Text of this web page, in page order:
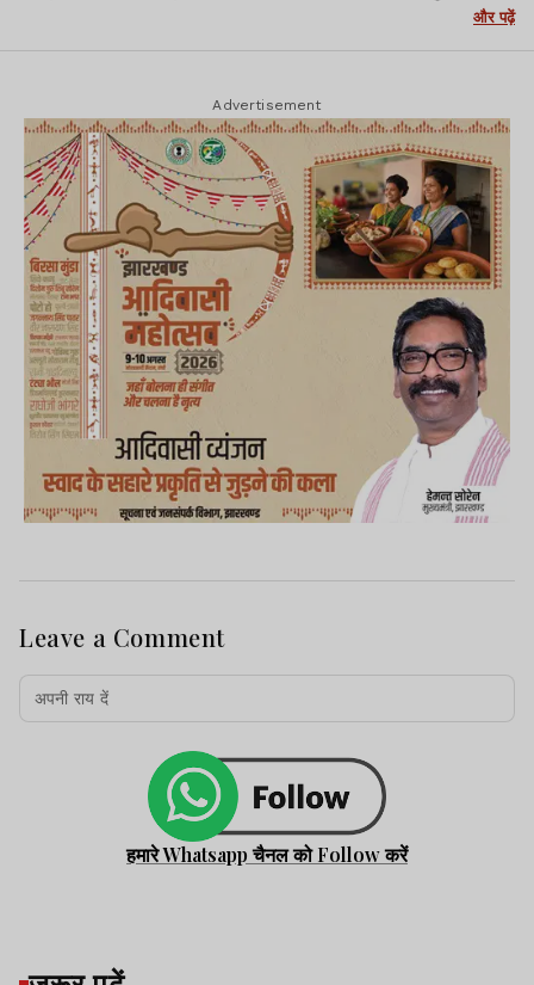
मीडिया प्लेटफॉर्म्स जैसे APN News, News11 और NewsWing
से जुड़कर काम किया. पलामू से Lagatar Media के Lagatar
वर्तमान में रांची में लगातार न्यूज़ के साथ वर्तमान में क्राइम रिपोर्टर के
रूप में कार्यरत हूं.
और पढ़ें
Advertisement
Leave a Comment
हमारे Whatsapp चैनल को Follow करें